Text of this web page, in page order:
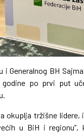
Generalnog BH
po prvi put
okuplja tržišne
u BiH i